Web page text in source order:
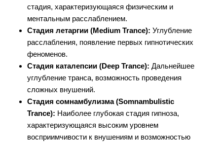
стадия, характеризующаяся физическим и
ментальным расслаблением.
Стадия летаргии (Medium Trance): Углубление
расслабления, появление первых гипнотических
феноменов.
Стадия каталепсии (Deep Trance): Дальнейшее
углубление транса, возможность проведения
сложных внушений.
Стадия сомнамбулизма (Somnambulistic
Trance): Наиболее глубокая стадия гипноза,
характеризующаяся высоким уровнем
восприимчивости к внушениям и возможностью